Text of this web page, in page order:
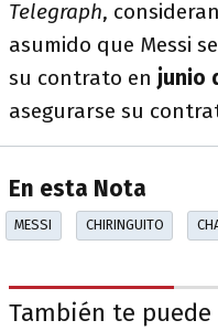
Telegraph,
asumido que Messi
su contrato en junio
asegurarse su
En esta Nota
MESSI CHIRINGUITO
También te